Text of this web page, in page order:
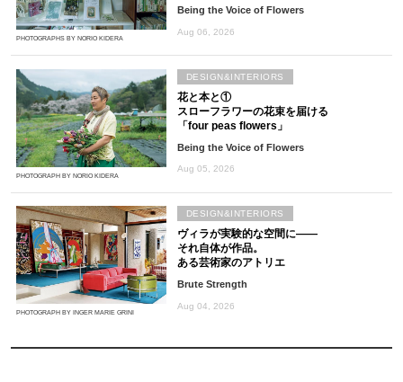
PHOTOGRAPHS BY NORIO KIDERA
Being the Voice of Flowers
Aug 06, 2026
PHOTOGRAPH BY NORIO KIDERA
花と本と①
スローフラワーの花束を届ける
「four peas flowers」
Being the Voice of Flowers
Aug 05, 2026
DESIGN&INTERIORS
PHOTOGRAPH BY INGER MARIE GRINI
ヴィラが実験的な空間に――
それ自体が作品。
ある芸術家のアトリエ
Brute Strength
Aug 04, 2026
DESIGN&INTERIORS